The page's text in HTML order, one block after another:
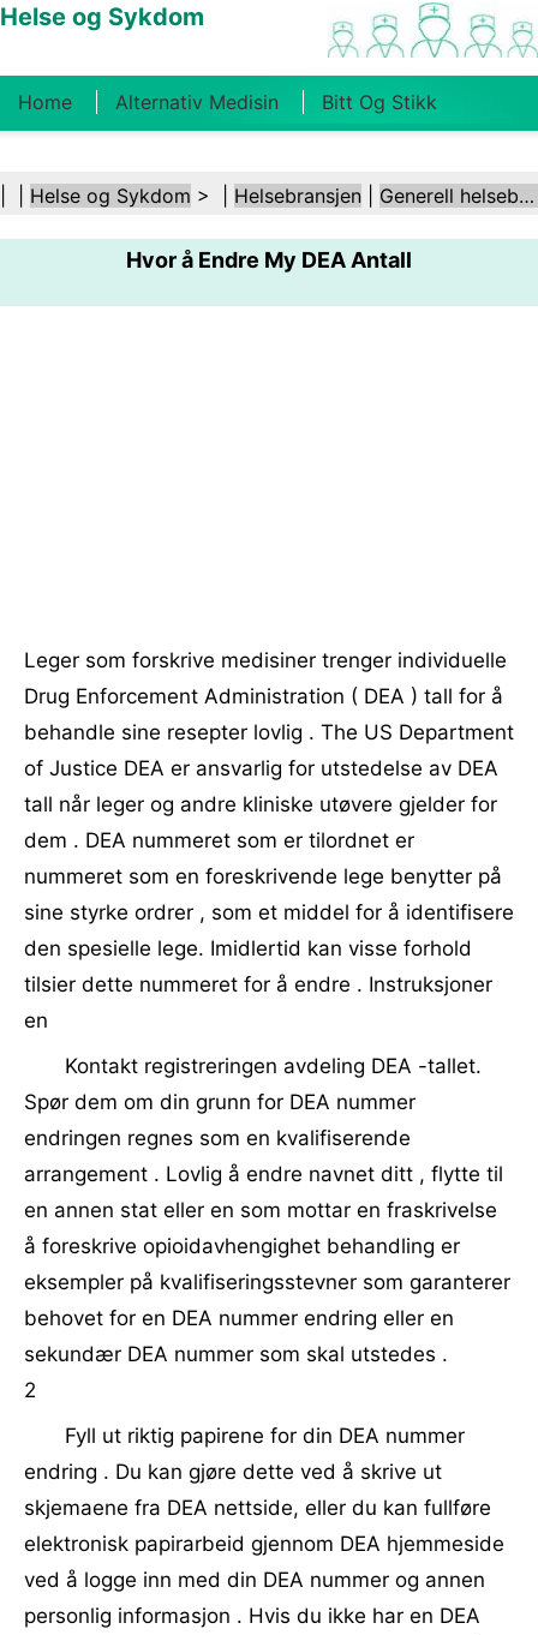
Helse og Sykdom
Home Alternativ Medisin Bitt Og Stikk
Kosthold Og Ernæring Familiehelse
Helsebransjen Psykisk Helse Folkehelse Og
Sikkerhet Kirurgi Og Prosedyrer Helse
Helse og Sykdom > | Helsebransjen Generell helsebransje
Hvor å Endre My DEA Antall
Leger som forskrive medisiner trenger individuelle
Drug Enforcement Administration ( DEA ) tall for å
behandle sine resepter lovlig . The US Department
of Justice DEA er ansvarlig for utstedelse av DEA
tall når leger og andre kliniske utøvere gjelder for
dem . DEA nummeret som er tilordnet er
nummeret som en foreskrivende lege benytter på
sine styrke ordrer , som et middel for å identifisere
den spesielle lege. Imidlertid kan visse forhold
tilsier dette nummeret for å endre . Instruksjoner
en
Kontakt registreringen avdeling DEA -tallet.
Spør dem om din grunn for DEA nummer
endringen regnes som en kvalifiserende
arrangement . Lovlig å endre navnet ditt , flytte til
en annen stat eller en som mottar en fraskrivelse
å foreskrive opioidavhengighet behandling er
eksempler på kvalifiseringsstevner som garanterer
behovet for en DEA nummer endring eller en
sekundær DEA nummer som skal utstedes .
2
Fyll ut riktig papirene for din DEA nummer
endring . Du kan gjøre dette ved å skrive ut
skjemaene fra DEA nettside, eller du kan fullføre
elektronisk papirarbeid gjennom DEA hjemmeside
ved å logge inn med din DEA nummer og annen
personlig informasjon . Hvis du ikke har en DEA